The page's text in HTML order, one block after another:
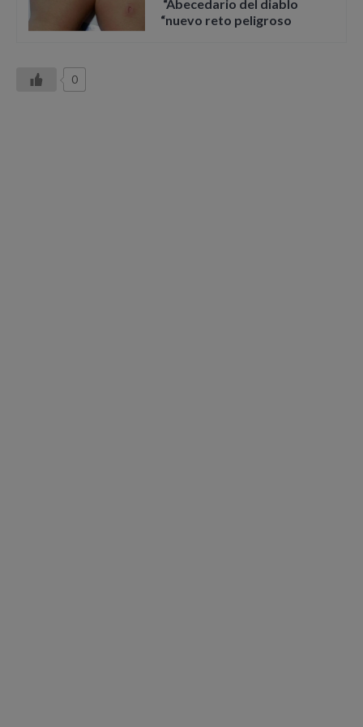
“Abecedario del diablo
“nuevo reto peligroso
0